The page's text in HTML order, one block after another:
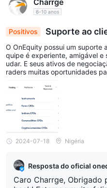
perience for traders of
hat we do. Your kind
pport team are greatly
s here to assist. We're committed to staying reliabl
e and innovative in the
Thank you for choosing OnEquity!
Equity Team
Charrge
6-10 anos
Positivos
Suporte ao
os ativos de negociação
O OnEquity possui um suporte
quipe é experiente, amigável e
udar. E seus ativos de
raders muitas oportunidades
2024-07-18 Nigéria
Resposta do oficial
Caro Charrge, Obrigado pelo seu maravilhoso feed